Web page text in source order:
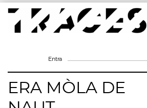
Skip
content
Entra
ERA MÒLA DE